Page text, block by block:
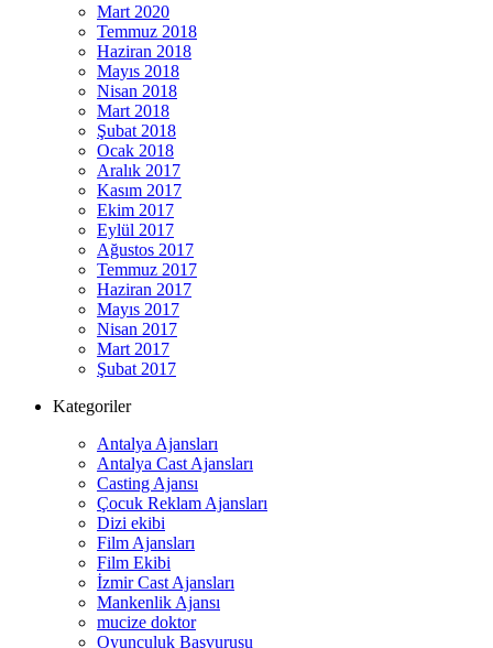
Mart 2020
Temmuz 2018
Haziran 2018
Mayıs 2018
Nisan 2018
Mart 2018
Şubat 2018
Ocak 2018
Aralık 2017
Kasım 2017
Ekim 2017
Eylül 2017
Ağustos 2017
Temmuz 2017
Haziran 2017
Mayıs 2017
Nisan 2017
Mart 2017
Şubat 2017
Kategoriler
Antalya Ajansları
Antalya Cast Ajansları
Casting Ajansı
Çocuk Reklam Ajansları
Dizi ekibi
Film Ajansları
Film Ekibi
İzmir Cast Ajansları
Mankenlik Ajansı
mucize doktor
Oyunculuk Başvurusu